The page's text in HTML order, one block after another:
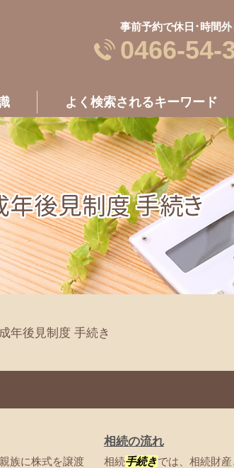
年後見制度 手続き
事前予約で休日･時間
0466-54-
よく検索されるキーワード
成年後見制度 手続き
族に株式を譲渡
相続の流れ
相続手続きでは、相続財